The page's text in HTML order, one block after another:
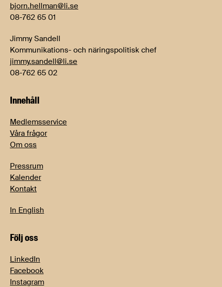
bjorn.hellman@li.se
08-762 65 01
Jimmy Sandell
Kommunikations- och näringspolitisk chef
jimmy.sandell@li.se
08-762 65 02
Innehåll
Medlemsservice
Våra frågor
Om oss
Pressrum
Kalender
Kontakt
In English
Följ oss
LinkedIn
Facebook
Instagram